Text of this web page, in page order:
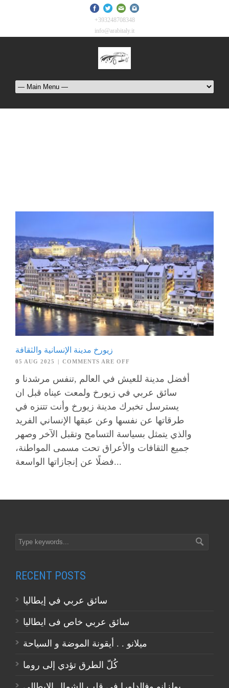
+393248708348
info@arabitaly.it
زيورخ مدينة الإنسانية والثقافة
05 AUG 2025 | COMMENTS ARE OFF
أفضل مدينة للعيش في العالم ,تنفس مرشدنا و
سائق عربي في زيورخ ولمعت عيناه قبل ان
يسترسل تخبرك مدينة زيورخ وأنت تتنزه في
طرقاتها عن نفسها وعن عبقها الإنساني الفريد
والذي يتمثل بسياسة التسامح وتقبل الآخر وصهر
جميع الثقافات والأعراق تحت مسمى المواطنة،
فضلًا عن إنجازاتها الواسعة...
RECENT POSTS
سائق عربي في إيطاليا
سائق عربي خاص فى ايطاليا
كُلّ الطرق تؤدي إلى روما